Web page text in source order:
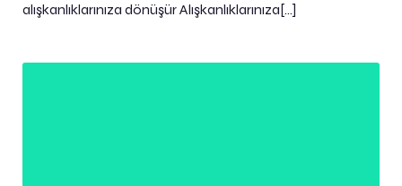
alışkanlıklarınıza dönüşür Alışkanlıklarınıza[…]